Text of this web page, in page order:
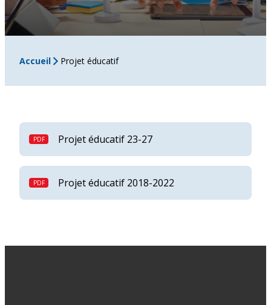
Accueil Projet éducatif
Projet éducatif 23-27
Projet éducatif 2018-2022